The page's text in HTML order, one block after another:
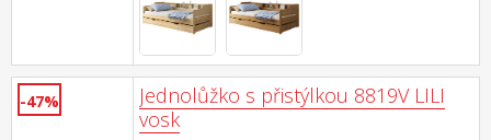
-47%
Jednolůžko s přistýlkou 8819V LILI
vosk